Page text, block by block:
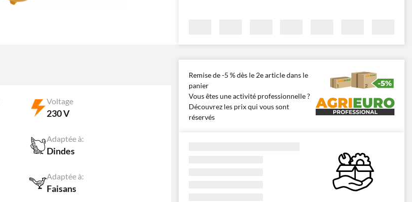
Voltage
230 V
Adaptée à:
Dindes
Adaptée à:
Faisans
Remise de -5 % dès le 2e article dans le
panier
Vous êtes une activité professionnelle ?
Découvrez les prix qui vous sont
réservés